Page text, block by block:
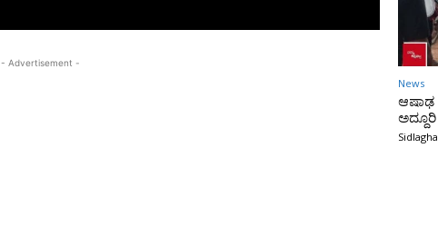
- Advertisement -
News
ಆಷಾಢ